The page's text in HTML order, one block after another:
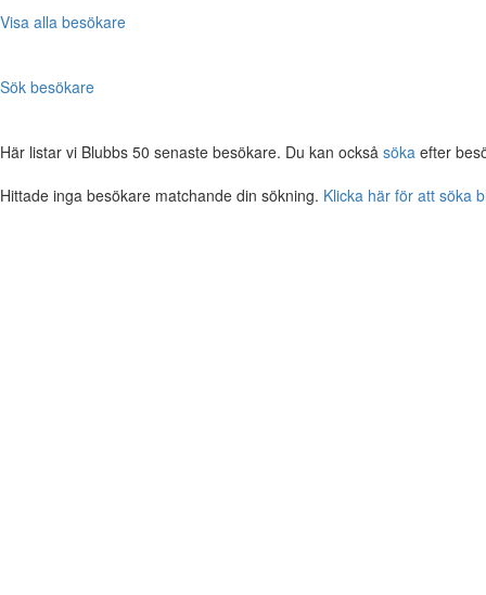
Visa alla besökare
Sök besökare
Här listar vi Blubbs 50 senaste besökare. Du kan också söka efter
Hittade inga besökare matchande din sökning. Klicka här för att söka